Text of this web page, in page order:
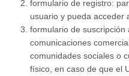
formulario de registro:
usuario y pueda acceder
formulario de
comunicaciones
comunidades sociales o
físico, en caso de que el